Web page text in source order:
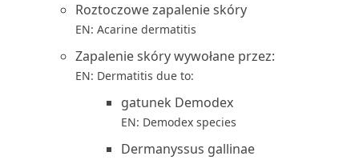
Roztoczowe zapalenie skóry
EN: Acarine dermatitis
Zapalenie skóry wywołane przez:
EN: Dermatitis due to:
gatunek Demodex
EN: Demodex species
Dermanyssus gallinae